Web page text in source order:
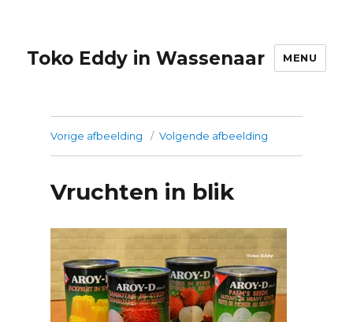
Toko Eddy in Wassenaar MENU
Vorige afbeelding Volgende afbeelding
Vruchten in blik